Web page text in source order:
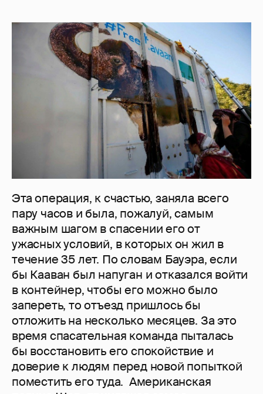
Эта операция, к счастью, заняла всего
пару часов и была, пожалуй, самым
важным шагом в спасении его от
ужасных условий, в которых он жил в
течение 35 лет. По словам Бауэра, если
бы Кааван был напуган и отказался войти
в контейнер, чтобы его можно было
запереть, то отъезд пришлось бы
отложить на несколько месяцев. За это
время спасательная команда пыталась
бы восстановить его спокойствие и
доверие к людям перед новой попыткой
поместить его туда. Американская